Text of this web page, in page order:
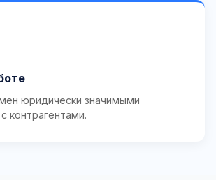
юридически значимыми
контрагентами.